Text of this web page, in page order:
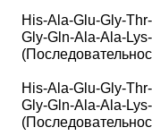
His-Ala-Glu-Gly-
Gly-Gln-Ala-Ala-
His-Ala-Glu-Gly-
Gly-Gln-Ala-Ala-